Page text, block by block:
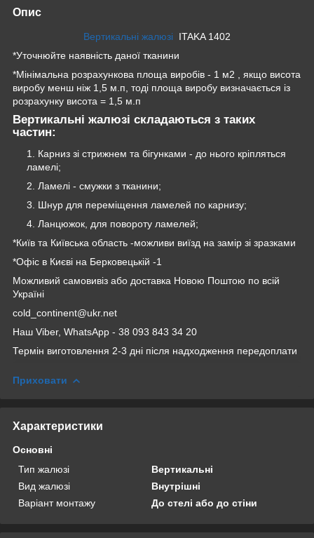
Опис
Вертикальні жалюзі ITAKA 1402
*Уточнюйте наявність даної тканини
*Мінімальна розрахункова площа виробів - 1 м2 , якщо висота
виробу менш ніж 1,5 м.п, тоді площа виробу визначається із
розрахунку висота = 1,5 м.п
Вертикальні жалюзі складаються з таких
частин:
Карниз зі стрижнем та бігунками - до нього кріпляться
ламелі;
Ламелі - смужки з тканини;
Шнур для переміщення ламелей по карнизу;
Ланцюжок, для повороту ламелей;
*Київ та Київська область -можливи виїзд на замір зі зразками
*Офіс в Києві на Берковецькій -1
Можливий самовивіз або доставка Новою Поштою по всій
Україні
cold_continent@ukr.net
Наш Viber, WhatsApp - 38 093 843 34 20
Термін виготовлення 2-3 дні після надходження передоплати
Приховати
Характеристики
Основні
Тип жалюзі
Вертикальні
Вид жалюзі
Внутрішні
Варіант монтажу
До стелі або до стіни